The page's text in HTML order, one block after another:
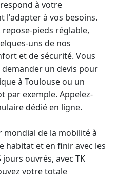
à votre
l'adapter à vos besoins.
pieds réglable,
uns de nos
et de sécurité. Vous
un devis pour
à Toulouse ou un
par exemple. Appelez-
dédié en ligne.
mondial de la mobilité à
habitat et en finir avec les
ouvrés, avec TK
votre totale